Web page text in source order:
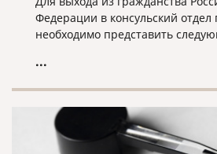
Федерации в консульский отдел
необходимо представить
...